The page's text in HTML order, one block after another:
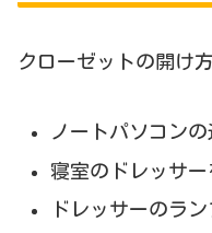
クローゼットの開け方
ノートパソコン
寝室のドレッサー
ドレッサーのラ